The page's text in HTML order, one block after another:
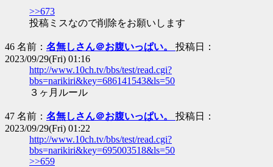
>>673
投稿ミスなので削除をお願いします
46 名前： 名無しさん＠お腹いっぱい。 投稿日：
2023/09/29(Fri) 01:16
http://www.10ch.tv/bbs/test/read.cgi?
bbs=narikiri&key=686141543&ls=50
３ヶ月ルール
47 名前： 名無しさん＠お腹いっぱい。 投稿日：
2023/09/29(Fri) 01:22
http://www.10ch.tv/bbs/test/read.cgi?
bbs=narikiri&key=695003518&ls=50
>>659